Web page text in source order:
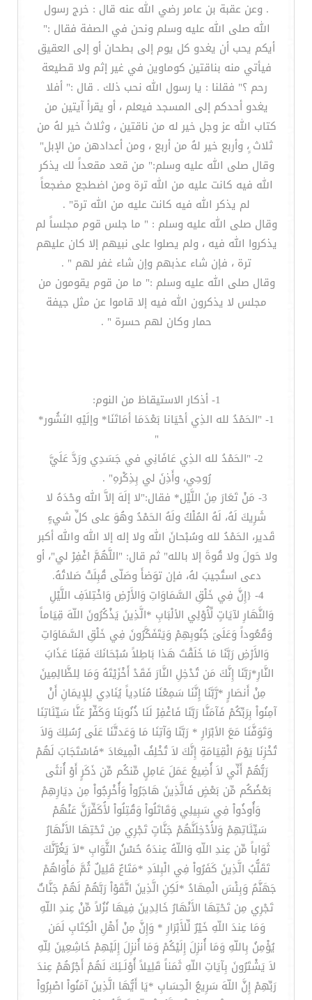
. وعن عقبة بن عامر رضي الله عنه قال : خرج رسول
الله صلى الله عليه وسلم ونحن في الصفة فقال :"
أيكم يحب أن يغدو كل يوم إلى بطحان أو إلى العقيق
فيأتي منه بناقتين كوماوين في غير إثم ولا قطيعة
رحم ؟" فقلنا : يا رسول الله نحب ذلك . قال :" أفلا
يغدو أحدكم إلى المسجد فيعلم ، أو يقرأ آيتين من
كتاب الله عز وجل خير له من ناقتين ، وثلاث خير لهُ من
ثلاث ٍ، وأربع خير لهُ من أربع ، ومن أعدادهن من الإبل"
وقال صلى الله عليه وسلم:" من قعد مقعداً لك يذكر
الله فيه كانت عليه من الله ترة ومن اضطجع مضجعاً
لم يذكر الله فيه كانت عليه من الله ترة" .
وقال صلى الله عليه وسلم : " ما جلس قوم مجلساً لم
يذكروا الله فيه ، ولم يصلوا على نبيهم إلا كان عليهم
ترة ، فإن شاء عذبهم وإن شاء غفر لهم " .
وقال صلى الله عليه وسلم :" ما من قوم يقومون من
مجلس لا يذكرون الله فيه إلا قاموا عن مثل جيفة
حمار وكان لهم حسرة " .
1- أذكار الاستيقاظ من النوم:
1- "الحَمْدُ لله الذِي أحْيَانا بَعْدَمَا أمَاتَنَا* وإلَيْهِ النَشُور*
"
2- "الحَمْدُ لله الذِي عَافَانِي في جَسَدِي ورَدَّ عَلَيَّ
رُوحِي، وأَذِنَ لي بِذِكْرهِ" .
3- مَنْ تَعَارَ مِنَ اللَّيْل* فقال:"لا إلَهَ إلاَّ الله وحْدَهُ لا
شَرِيكَ لَهُ، لَهُ المُلْكُ ولَهُ الحَمْدُ وهُوَ على كلِّ شيءٍ
قَدير، الحَمْدُ لله وسُبْحانَ الله ولا إله إلا الله والله أكبر
ولا حَولَ ولا قُوةَ إلا بالله" ثم قال: "اللَّهُمَّ اغْفِرْ لي"، أو
دعى استُجيبَ لهُ، فإن توَضأَ وصَلّى قُبِلَتْ صَلاتُهُ.
4- {إِنَّ فِي خَلْقِ السَّمَاوَاتِ وَالأَرْضِ وَاخْتِلاَفِ اللَّيْلِ
وَالنَّهَارِ لآيَاتٍ لِّأُوْلِي الألْبَابِ *الَّذِينَ يَذْكُرُونَ اللّهَ قِيَاماً
وَقُعُوداً وَعَلَىَ جُنُوبِهِمْ وَيَتَفَكَّرُونَ فِي خَلْقِ السَّمَاوَاتِ
وَالأَرْضِ رَبَّنَا مَا خَلَقْتَ هَذا بَاطِلاً سُبْحَانَكَ فَقِنَا عَذَابَ
النَّارِ*رَبَّنَا إِنَّكَ مَن تُدْخِلِ النَّارَ فَقَدْ أَخْزَيْتَهُ وَمَا لِلظَّالِمِينَ
مِنْ أَنصَارٍ *رَّبَّنَا إِنَّنَا سَمِعْنَا مُنَادِياً يُنَادِي لِلإِيمَانِ أَنْ
آمِنُواْ بِرَبِّكُمْ فَآمَنَّا رَبَّنَا فَاغْفِرْ لَنَا ذُنُوبَنَا وَكَفِّرْ عَنَّا سَيِّئَاتِنَا
وَتَوَفَّنَا مَعَ الأبْرَارِ * رَبَّنَا وَآتِنَا مَا وَعَدتَّنَا عَلَى رُسُلِكَ وَلاَ
تُخْزِنَا يَوْمَ الْقِيَامَةِ إِنَّكَ لاَ تُخْلِفُ الْمِيعَادَ *فَاسْتَجَابَ لَهُمْ
رَبُّهُمْ أَنِّي لاَ أُضِيعُ عَمَلَ عَامِلٍ مِّنكُم مِّن ذَكَرٍ أَوْ أُنثَى
بَعْضُكُم مِّن بَعْضٍ فَالَّذِينَ هَاجَرُواْ وَأُخْرِجُواْ مِن دِيَارِهِمْ
وَأُوذُواْ فِي سَبِيلِي وَقَاتَلُواْ وَقُتِلُواْ لأُكَفِّرَنَّ عَنْهُمْ
سَيِّئَاتِهِمْ وَلأُدْخِلَنَّهُمْ جَنَّاتٍ تَجْرِي مِن تَحْتِهَا الأَنْهَارُ
ثَوَاباً مِّن عِندِ اللّهِ وَاللّهُ عِندَهُ حُسْنُ الثَّوَابِ *لاَ يَغُرَّنَّكَ
تَقَلُّبُ الَّذِينَ كَفَرُواْ فِي الْبِلاَدِ *مَتَاعٌ قَلِيلٌ ثُمَّ مَأْوَاهُمْ
جَهَنَّمُ وَبِئْسَ الْمِهَادُ *لَكِنِ الَّذِينَ اتَّقَوْاْ رَبَّهُمْ لَهُمْ جَنَّاتٌ
تَجْرِي مِن تَحْتِهَا الأَنْهَارُ خَالِدِينَ فِيهَا نُزُلاً مِّنْ عِندِ اللّهِ
وَمَا عِندَ اللّهِ خَيْرٌ لِّلأَبْرَارِ * وَإِنَّ مِنْ أَهْلِ الْكِتَابِ لَمَن
يُؤْمِنُ بِاللّهِ وَمَا أُنزِلَ إِلَيْكُمْ وَمَا أُنزِلَ إِلَيْهِمْ خَاشِعِينَ لِلّهِ
لاَ يَشْتَرُونَ بِآيَاتِ اللّهِ ثَمَناً قَلِيلاً أُوْلَـئِكَ لَهُمْ أَجْرُهُمْ عِندَ
رَبِّهِمْ إِنَّ اللّهَ سَرِيعُ الْحِسَابِ *يَا أَيُّهَا الَّذِينَ آمَنُواْ اصْبِرُواْ